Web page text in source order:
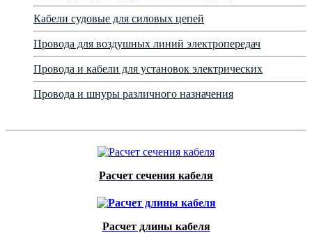
Кабели судовые для силовых цепей
Провода для воздушных линий электропередач
Провода и кабели для установок электрических
Провода и шнуры различного назначения
Расчет сечения кабеля
Расчет длины кабеля